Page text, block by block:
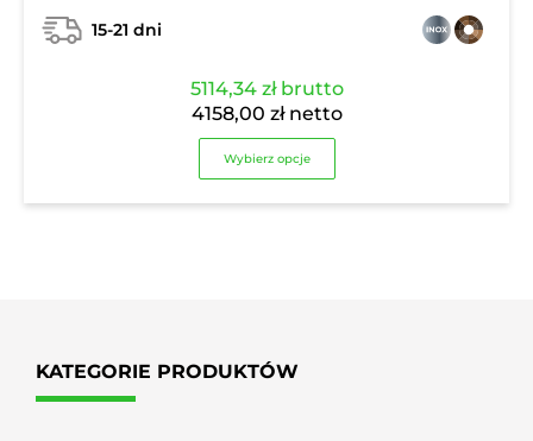
15-21 dni
5114,34 złbrutto
4158,00 złnetto
Wybierz opcje
KATEGORIE PRODUKTÓW